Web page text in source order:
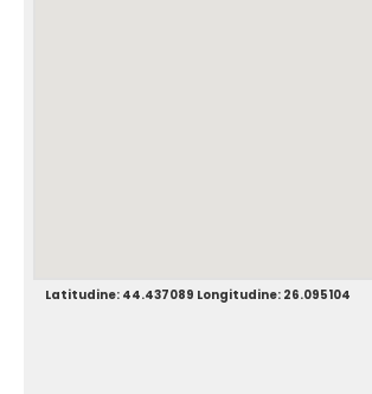
Latitudine: 44.437089 Longitudine: 26.095104